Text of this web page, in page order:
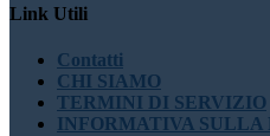
Link Utili
Contatti
CHI SIAMO
TERMINI DI SERVIZIO
INFORMATIVA SULLA